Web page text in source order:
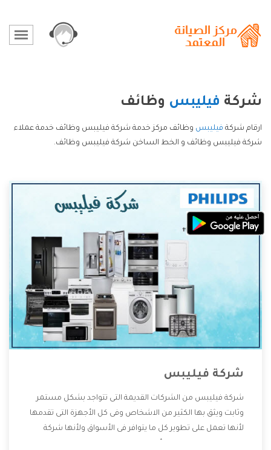
شركة فيليبس وظائف
ارقام شركة فيليبس وظائف مركز خدمة شركة فيليبس وظائف خدمة عملاء
شركة فيليبس وظائف و الخط الساخن شركة فيليبس وظائف.
شركة فيليبس
شركة فيليبس من الشركات القديمة التى تتواجد بشكل مستمر
وثابت ويثق بها الكثير من الاشخاص وفى كل الأجهزة التى تقدمها
لأنها تعمل على تطوير كل ما يتوافر فى الأسواق ولأنها شركة